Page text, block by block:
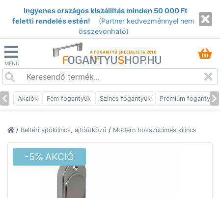
Ingyenes országos kiszállítás minden 50 000 Ft
feletti rendelés estén!
(Partner kedvezménnyel nem
összevonható)
MENÜ
A FOGANTYÚ SPECIALISTA 2010
ÓTA
FOGANTYUSHOP.HU
Akciók Fém fogantyúk Színes fogantyúk Prémium fogantyúk
/ Beltéri ajtókilincs, ajtóütköző / Modern hosszúcímes kilincs
-5% AKCIÓ